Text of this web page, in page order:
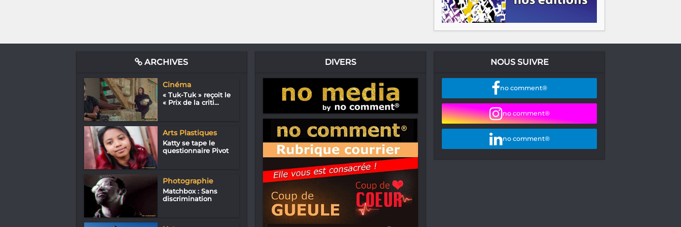
ARCHIVES
Cinéma
« Tuk-Tuk » reçoit le
« Prix de la criti...
Arts Plastiques
Katty se tape le
questionnaire Pivot
Photographie
Matchbox : Sans
discrimination
DIVERS NOUS SUIVRE
no comment®
no comment®
no comment®